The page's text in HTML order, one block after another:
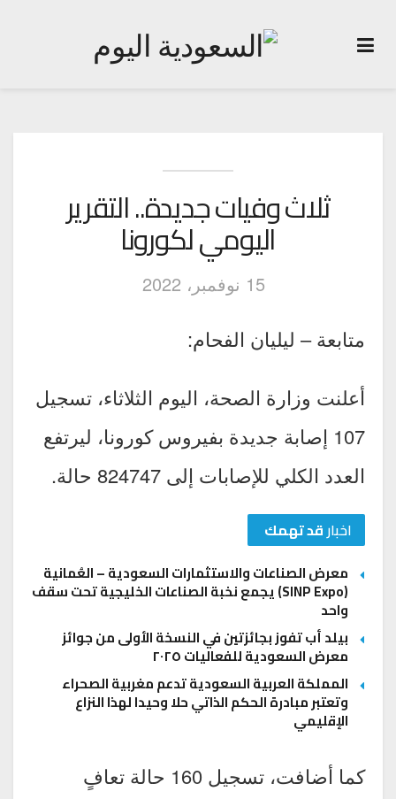
ثلاث وفيات جديدة.. التقرير
اليومي لكورونا
15 نوفمبر، 2022
متابعة – ليليان الفحام:
أعلنت وزارة الصحة، اليوم الثلاثاء، تسجيل
107 إصابة جديدة بفيروس كورونا، ليرتفع
العدد الكلي للإصابات إلى 824747 حالة.
اخبارقد تهمك
معرض الصناعات والاستثمارات السعودية – العُمانية
(SINP Expo) يجمع نخبة الصناعات الخليجية تحت سقف
واحد
بيلد أب تفوز بجائزتين في النسخة الأولى من جوائز
معرض السعودية للفعاليات ٢٠٢٥
المملكة العربية السعودية تدعم مغربية الصحراء
وتعتبر مبادرة الحكم الذاتي حلا وحيدا لهذا النزاع
الإقليمي
كما أضافت، تسجيل 160 حالة تعافٍ